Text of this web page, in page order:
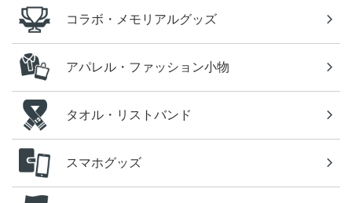
コラボ・メモリアルグッズ
アパレル・ファッション小物
タオル・リストバンド
スマホグッズ